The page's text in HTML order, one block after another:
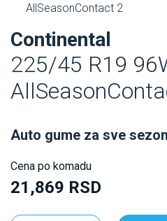
AllSeasonContact 2
Continental
225/45 R19
Auto gume za sve
Cena po komadu
21,869 RSD